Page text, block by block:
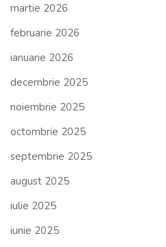
martie 2026
februarie 2026
ianuarie 2026
decembrie 2025
noiembrie 2025
octombrie 2025
septembrie 2025
august 2025
iulie 2025
iunie 2025